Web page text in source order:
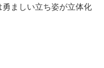
ましい立ち姿が立体化